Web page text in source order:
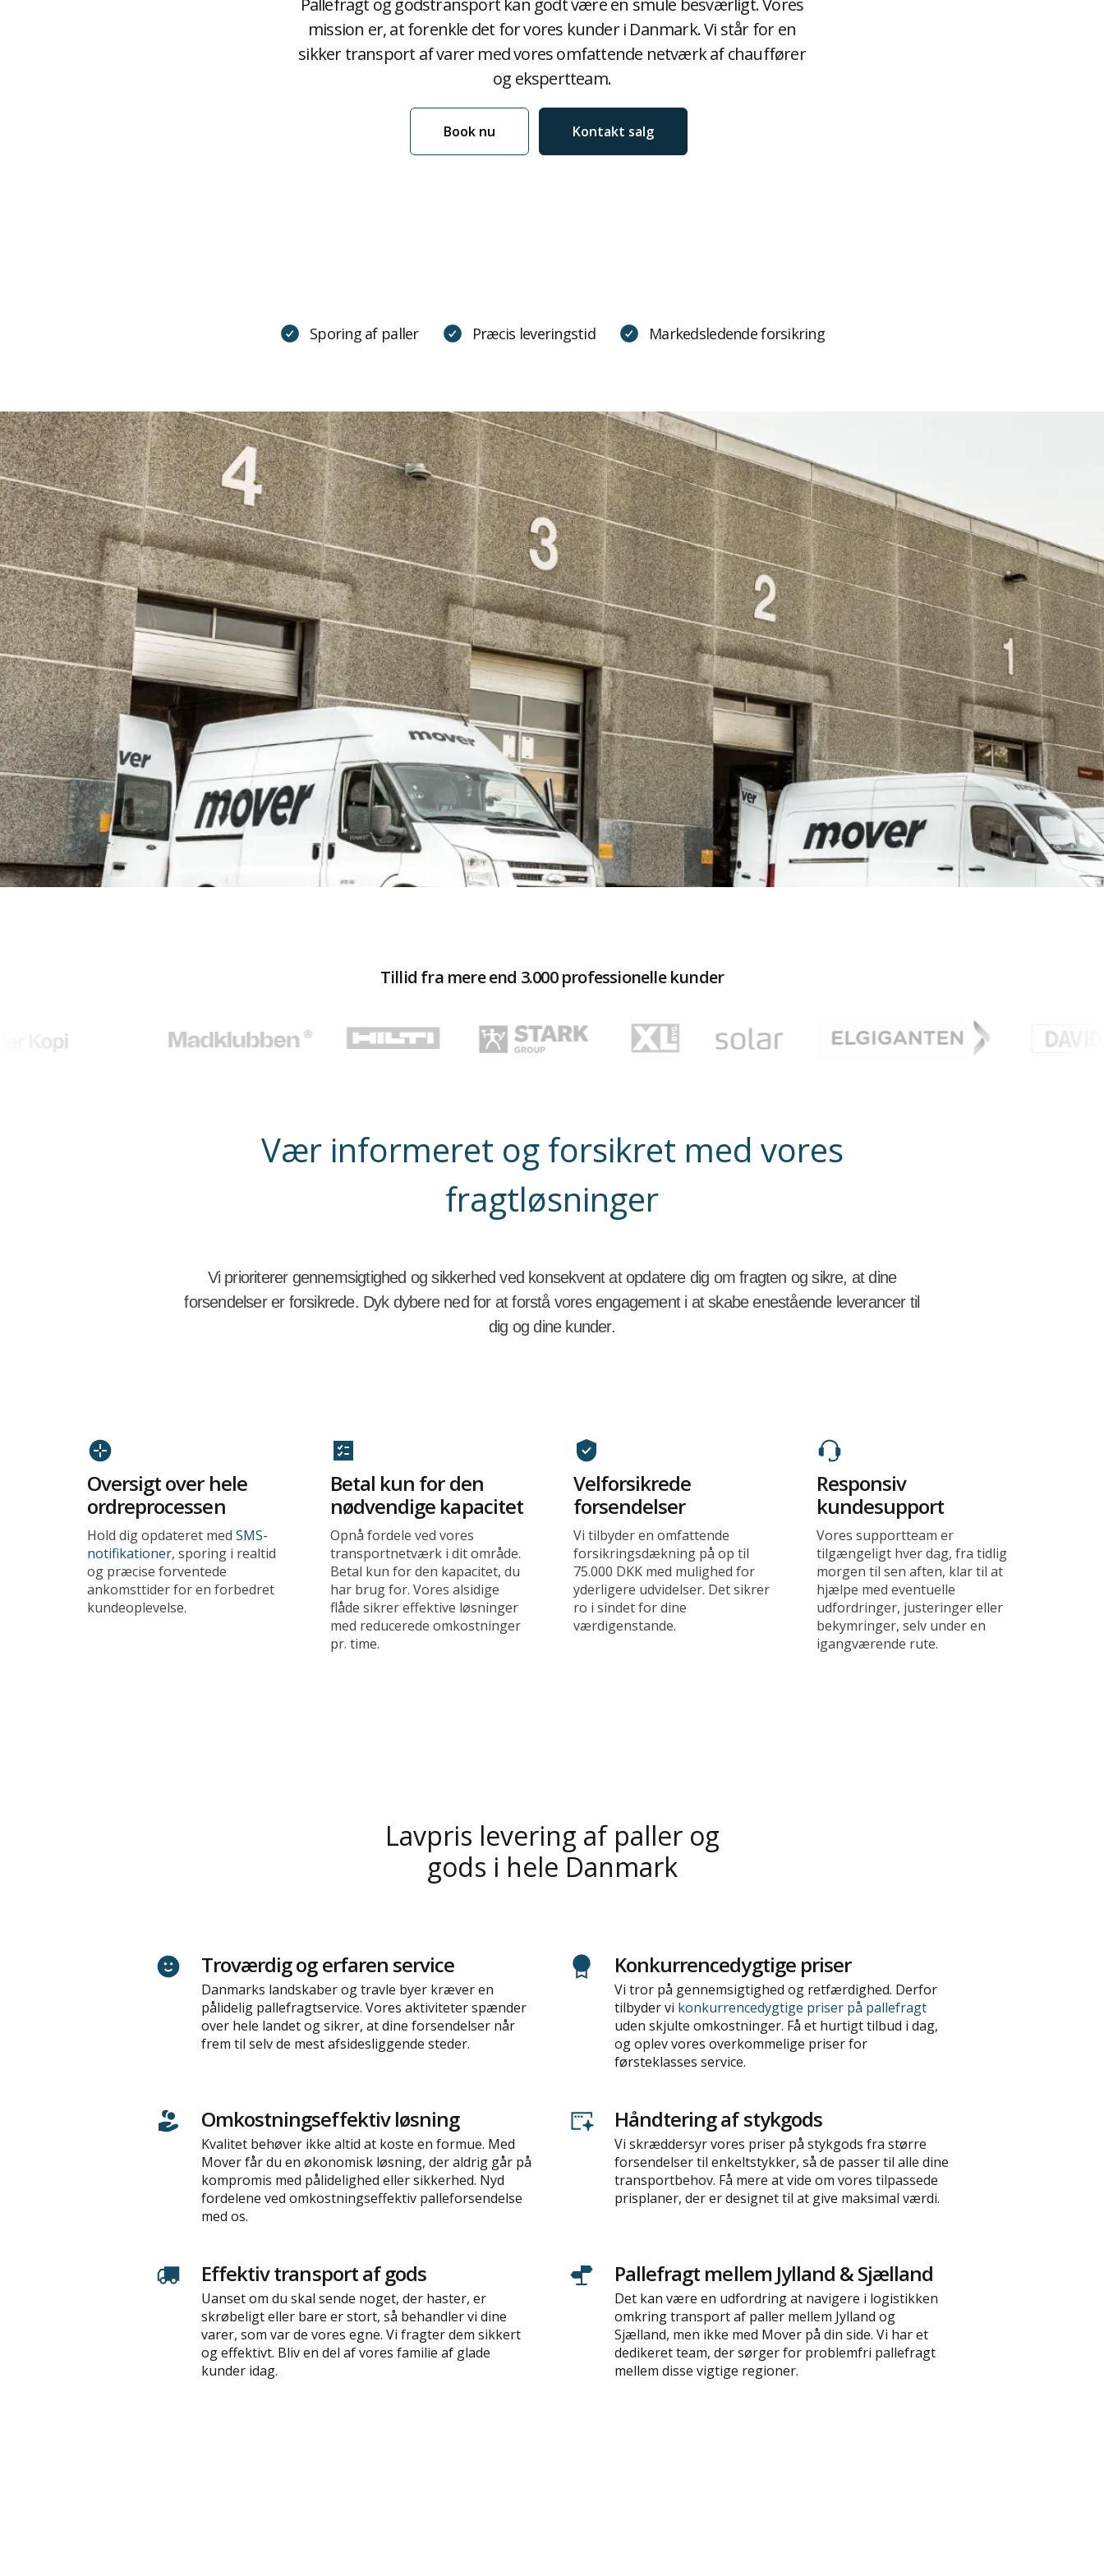
Pallefragt og godstransport kan godt være en smule besværligt. Vores
mission er, at forenkle det for vores kunder i Danmark. Vi står for en
sikker transport af varer med vores omfattende netværk af chauffører
og ekspertteam.
Book nu Kontakt salg
Sporing af paller Præcis leveringstid Markedsledende forsikring
Tillid fra mere end 3.000 professionelle kunder
Vær informeret og forsikret med vores
fragtløsninger
Vi prioriterer gennemsigtighed og sikkerhed ved konsekvent at opdatere dig om fragten og sikre, at dine
forsendelser er forsikrede. Dyk dybere ned for at forstå vores engagement i at skabe enestående leverancer til
dig og dine kunder.
Oversigt over hele
ordreprocessen
Hold dig opdateret med SMS-
notifikationer, sporing i realtid
og præcise forventede
ankomsttider for en forbedret
kundeoplevelse.
Betal kun for den
nødvendige kapacitet
Opnå fordele ved vores
transportnetværk i dit område.
Betal kun for den kapacitet, du
har brug for. Vores alsidige
flåde sikrer effektive løsninger
med reducerede omkostninger
pr. time.
Velforsikrede
forsendelser
Vi tilbyder en omfattende
forsikringsdækning på op til
75.000 DKK med mulighed for
yderligere udvidelser. Det sikrer
ro i sindet for dine
værdigenstande.
Responsiv
kundesupport
Vores supportteam er
tilgængeligt hver dag, fra tidlig
morgen til sen aften, klar til at
hjælpe med eventuelle
udfordringer, justeringer eller
bekymringer, selv under en
igangværende rute.
Lavpris levering af paller og
gods i hele Danmark
Troværdig og erfaren service
Danmarks landskaber og travle byer kræver en
pålidelig pallefragtservice. Vores aktiviteter spænder
over hele landet og sikrer, at dine forsendelser når
frem til selv de mest afsidesliggende steder.
Konkurrencedygtige priser
Vi tror på gennemsigtighed og retfærdighed. Derfor
tilbyder vi konkurrencedygtige priser på pallefragt
uden skjulte omkostninger. Få et hurtigt tilbud i dag,
og oplev vores overkommelige priser for
førsteklasses service.
Omkostningseffektiv løsning
Kvalitet behøver ikke altid at koste en formue. Med
Mover får du en økonomisk løsning, der aldrig går på
kompromis med pålidelighed eller sikkerhed. Nyd
fordelene ved omkostningseffektiv palleforsendelse
med os.
Håndtering af stykgods
Vi skræddersyr vores priser på stykgods fra større
forsendelser til enkeltstykker, så de passer til alle dine
transportbehov. Få mere at vide om vores tilpassede
prisplaner, der er designet til at give maksimal værdi.
Effektiv transport af gods
Uanset om du skal sende noget, der haster, er
skrøbeligt eller bare er stort, så behandler vi dine
varer, som var de vores egne. Vi fragter dem sikkert
og effektivt. Bliv en del af vores familie af glade
kunder idag.
Pallefragt mellem Jylland & Sjælland
Det kan være en udfordring at navigere i logistikken
omkring transport af paller mellem Jylland og
Sjælland, men ikke med Mover på din side. Vi har et
dedikeret team, der sørger for problemfri pallefragt
mellem disse vigtige regioner.